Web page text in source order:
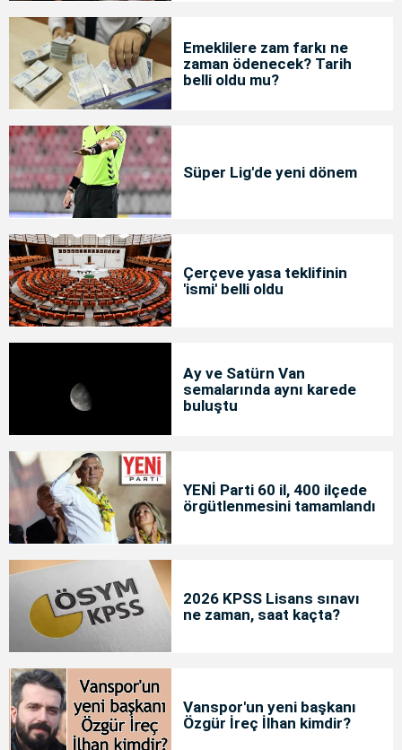
Emeklilere zam farkı ne
zaman ödenecek? Tarih
belli oldu mu?
Süper Lig'de yeni dönem
Çerçeve yasa teklifinin
'ismi' belli oldu
Ay ve Satürn Van
semalarında aynı karede
buluştu
YENİ Parti 60 il, 400 ilçede
örgütlenmesini tamamlandı
2026 KPSS Lisans sınavı
ne zaman, saat kaçta?
Vanspor'un yeni başkanı
Özgür İreç İlhan kimdir?